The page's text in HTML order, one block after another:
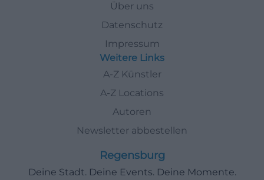
Über uns
Datenschutz
Impressum
Weitere Links
A-Z Künstler
A-Z Locations
Autoren
Newsletter abbestellen
Regensburg
Deine Stadt. Deine Events. Deine Momente.